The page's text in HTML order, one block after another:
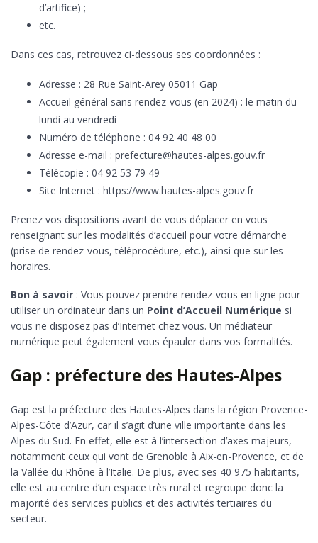
d’artifice) ;
etc.
Dans ces cas, retrouvez ci-dessous ses coordonnées :
Adresse : 28 Rue Saint-Arey 05011 Gap
Accueil général sans rendez-vous (en 2024) : le matin du
lundi au vendredi
Numéro de téléphone : 04 92 40 48 00
Adresse e-mail : prefecture@hautes-alpes.gouv.fr
Télécopie : 04 92 53 79 49
Site Internet : https://www.hautes-alpes.gouv.fr
Prenez vos dispositions avant de vous déplacer en vous
renseignant sur les modalités d’accueil pour votre démarche
(prise de rendez-vous, téléprocédure, etc.), ainsi que sur les
horaires.
Bon à savoir : Vous pouvez prendre rendez-vous en ligne pour
utiliser un ordinateur dans un Point d’Accueil Numérique si
vous ne disposez pas d’Internet chez vous. Un médiateur
numérique peut également vous épauler dans vos formalités.
Gap : préfecture des Hautes-Alpes
Gap est la préfecture des Hautes-Alpes dans la région Provence-
Alpes-Côte d’Azur, car il s’agit d’une ville importante dans les
Alpes du Sud. En effet, elle est à l’intersection d’axes majeurs,
notamment ceux qui vont de Grenoble à Aix-en-Provence, et de
la Vallée du Rhône à l’Italie. De plus, avec ses 40 975 habitants,
elle est au centre d’un espace très rural et regroupe donc la
majorité des services publics et des activités tertiaires du
secteur.